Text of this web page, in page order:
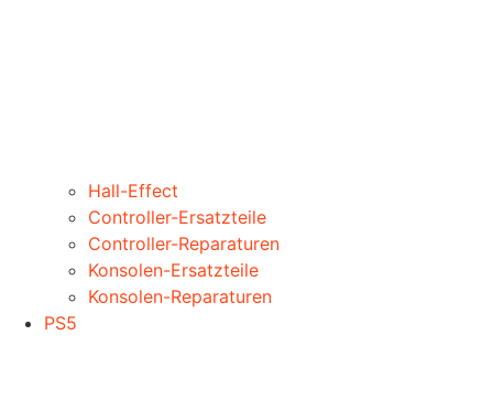
Hall-Effect
Controller-Ersatzteile
Controller-Reparaturen
Konsolen-Ersatzteile
Konsolen-Reparaturen
PS5